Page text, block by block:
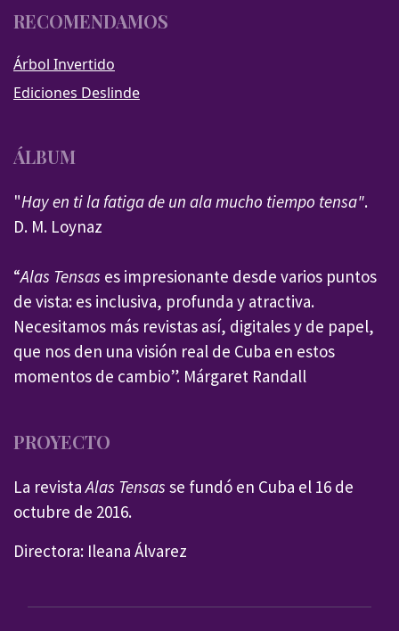
RECOMENDAMOS
Árbol Invertido
Ediciones Deslinde
ÁLBUM
"Hay en ti la fatiga de un ala mucho tiempo tensa".
D. M. Loynaz
“Alas Tensas es impresionante desde varios puntos
de vista: es inclusiva, profunda y atractiva.
Necesitamos más revistas así, digitales y de papel,
que nos den una visión real de Cuba en estos
momentos de cambio”. Márgaret Randall
PROYECTO
La revistaAlas Tensas se fundó en Cuba el 16 de
octubre de 2016.
Directora: Ileana Álvarez